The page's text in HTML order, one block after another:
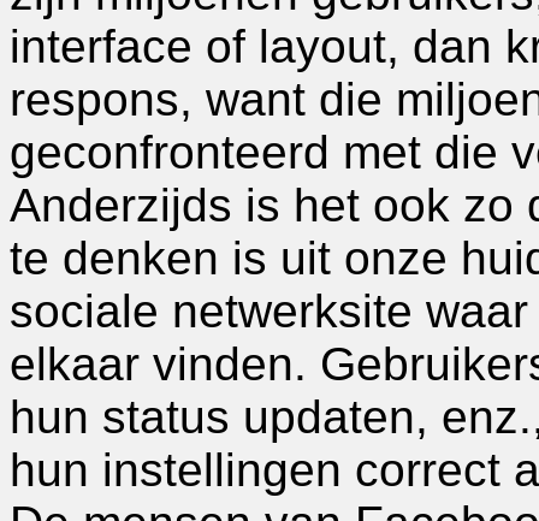
interface of layout, dan
respons, want die
geconfronteerd met die
Anderzijds is het ook zo
te denken is uit onze
sociale netwerksite
elkaar vinden.
hun status updaten,
hun instellingen correct